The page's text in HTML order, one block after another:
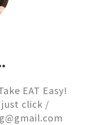
EAT Easy!
just click /